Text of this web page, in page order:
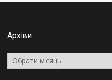
Архіви
Архіви